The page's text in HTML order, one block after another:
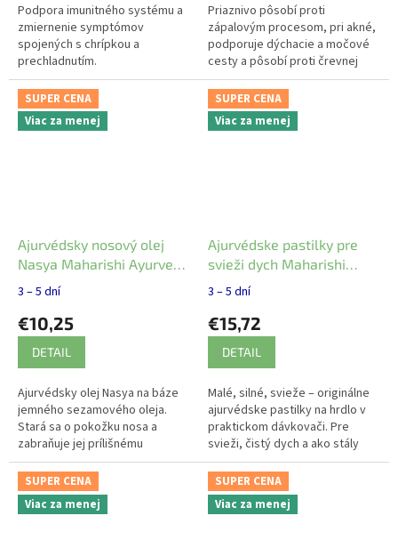
Podpora imunitného systému a
zmiernenie symptómov
spojených s chrípkou a
prechladnutím.
Priaznivo pôsobí proti
zápalovým procesom, pri akné,
podporuje dýchacie a močové
cesty a pôsobí proti črevnej
infekcii.
SUPER CENA
Viac za menej
Ajurvédsky nosový olej
Nasya Maharishi Ayurveda
10ml
3 – 5 dní
€10,25
DETAIL
Ajurvédsky olej Nasya na báze
jemného sezamového oleja.
Stará sa o pokožku nosa a
zabraňuje jej prílišnému
vysušovaniu.
SUPER CENA
Viac za menej
Ajurvédske pastilky pre
svieži dych Maharishi
Ayurveda 10g
3 – 5 dní
€15,72
DETAIL
Malé, silné, svieže – originálne
ajurvédske pastilky na hrdlo v
praktickom dávkovači. Pre
svieži, čistý dych a ako stály
spoločník, ktorý chráni váš hlas.
SUPER CENA
Viac za menej
SUPER CENA
Viac za menej